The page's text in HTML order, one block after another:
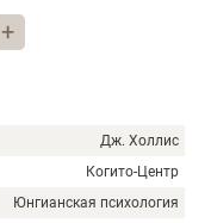
+
Дж. Холлис
Когито-Центр
Юнгианская психология